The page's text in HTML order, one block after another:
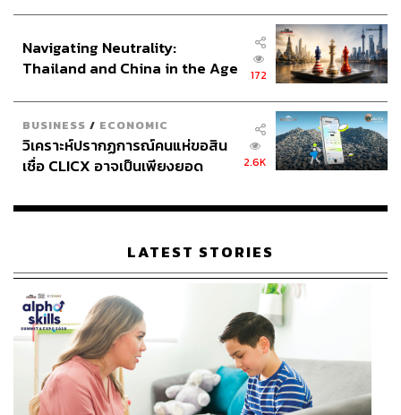
Navigating Neutrality:
Thailand and China in the Age
172
BUSINESS / ECONOMIC
วิเคราะห์ปรากฏการณ์คนแห่ขอสิน
เชื่อ CLICX อาจเป็นเพียงยอด
เรือนไทยที่ถูกซุกไว้
2.6K
LATEST STORIES